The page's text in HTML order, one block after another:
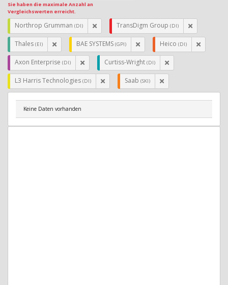
Sie haben die maximale Anzahl an
Vergleichswerten erreicht.
Northrop Grumman (DI) TransDigm Group (DI)
Thales (EI) BAE SYSTEMS (GPI) Heico (DI)
Axon Enterprise (DI) Curtiss-Wright (DI)
L3 Harris Technologies (DI) Saab (SKI)
Keine Daten vorhanden